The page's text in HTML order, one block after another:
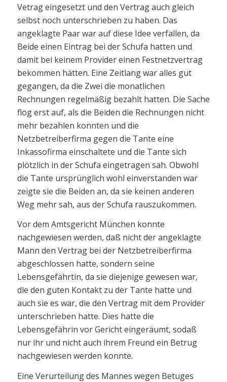
Vetrag eingesetzt und den Vertrag auch gleich
selbst noch unterschrieben zu haben. Das
angeklagte Paar war auf diese Idee verfallen, da
Beide einen Eintrag bei der Schufa hatten und
damit bei keinem Provider einen Festnetzvertrag
bekommen hätten. Eine Zeitlang war alles gut
gegangen, da die Zwei die monatlichen
Rechnungen regelmäßig bezahlt hatten. Die Sache
flog erst auf, als die Beiden die Rechnungen nicht
mehr bezahlen konnten und die
Netzbetreiberfirma gegen die Tante eine
Inkassofirma einschaltete und die Tante sich
plötzlich in der Schufa eingetragen sah. Obwohl
die Tante ursprünglich wohl einverstanden war
zeigte sie die Beiden an, da sie keinen anderen
Weg mehr sah, aus der Schufa rauszukommen.
Vor dem Amtsgericht München konnte
nachgewiesen werden, daß nicht der angeklagte
Mann den Vertrag bei der Netzbetreiberfirma
abgeschlossen hatte, sondern seine
Lebensgefährtin, da sie diejenige gewesen war,
die den guten Kontakt zu der Tante hatte und
auch sie es war, die den Vertrag mit dem Provider
unterschrieben hatte. Dies hatte die
Lebensgefährin vor Gericht eingeräumt, sodaß
nur ihr und nicht auch ihrem Freund ein Betrug
nachgewiesen werden konnte.
Eine Verurteilung des Mannes wegen Betuges